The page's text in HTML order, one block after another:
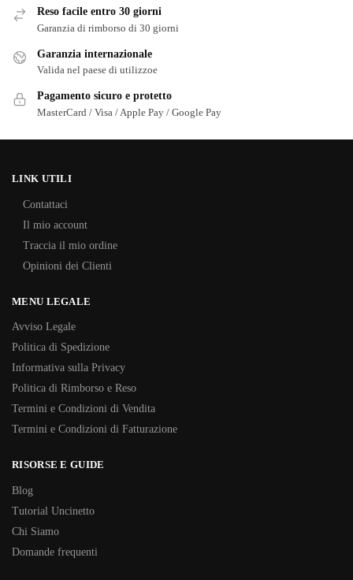
Reso facile entro 30 giorni
Garanzia di rimborso di 30 giorni
Garanzia internazionale
Valida nel paese di utilizzoe
Pagamento sicuro e protetto
MasterCard / Visa / Apple Pay / Google Pay
LINK UTILI
Contattaci
Il mio account
Traccia il mio ordine
Opinioni dei Clienti
MENU LEGALE
Avviso Legale
Politica di Spedizione
Informativa sulla Privacy
Politica di Rimborso e Reso
Termini e Condizioni di Vendita
Termini e Condizioni di Fatturazione
RISORSE E GUIDE
Blog
Tutorial Uncinetto
Chi Siamo
Domande frequenti